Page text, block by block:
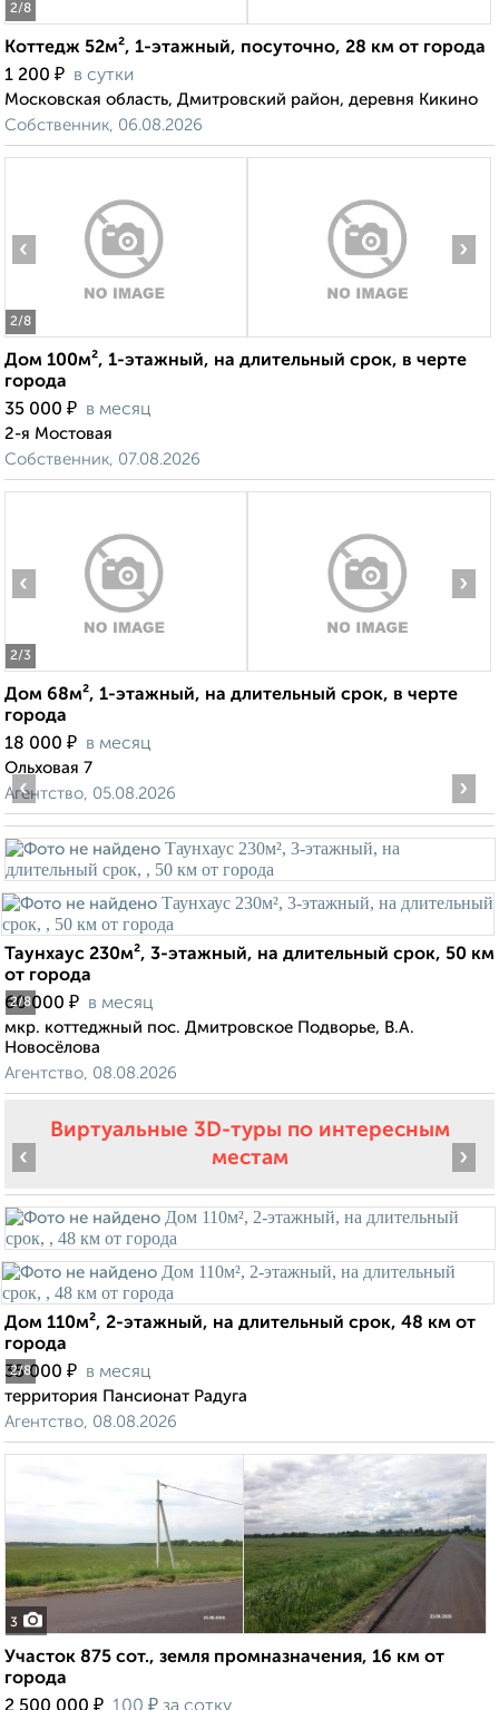
2/8
Коттедж 52м², 1-этажный, посуточно, 28 км от города
1 200 ₽ в сутки
Московская область, Дмитровский район, деревня Кикино
Собственник, 06.08.2026
2/8
‹ ›
Дом 100м², 1-этажный, на длительный срок, в черте
города
35 000 ₽ в месяц
2-я Мостовая
Собственник, 07.08.2026
2/3
‹ ›
Дом 68м², 1-этажный, на длительный срок, в черте
города
18 000 ₽ в месяц
Ольховая 7
Агентство, 05.08.2026
2/8
‹ ›
Таунхаус 230м², 3-этажный, на длительный срок, 50 км
от города
60 000 ₽ в месяц
мкр. коттеджный пос. Дмитровское Подворье, В.А.
Новосёлова
Агентство, 08.08.2026
Виртуальные 3D-туры по интересным
местам
2/8
‹ ›
Дом 110м², 2-этажный, на длительный срок, 48 км от
города
35 000 ₽ в месяц
территория Пансионат Радуга
Агентство, 08.08.2026
3
Участок 875 сот., земля промназначения, 16 км от
города
₽ ₽